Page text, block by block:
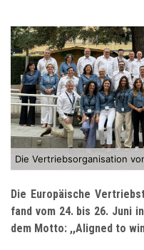
Die Europäische
fand vom 24. bis 26. Juni
dem Motto: ,,Aligned to